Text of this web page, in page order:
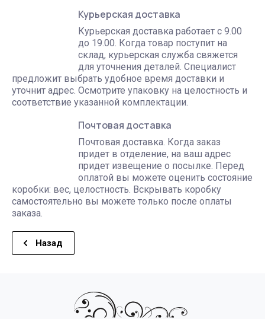
Курьерская доставка
Курьерская доставка работает с 9.00
до 19.00. Когда товар поступит на
склад, курьерская служба свяжется
для уточнения деталей. Специалист
предложит выбрать удобное время доставки и
уточнит адрес. Осмотрите упаковку на целостность и
соответствие указанной комплектации.
Почтовая доставка
Почтовая доставка. Когда заказ
придет в отделение, на ваш адрес
придет извещение о посылке. Перед
оплатой вы можете оценить состояние
коробки: вес, целостность. Вскрывать коробку
самостоятельно вы можете только после оплаты
заказа.
Назад